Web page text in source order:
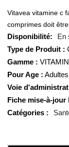
Vitavea vitamine c
comprimes doit
En
Type de Produit :
Gamme :
Pour Age : Adultes
Voie
Fiche mise-à-jour
Catégories :